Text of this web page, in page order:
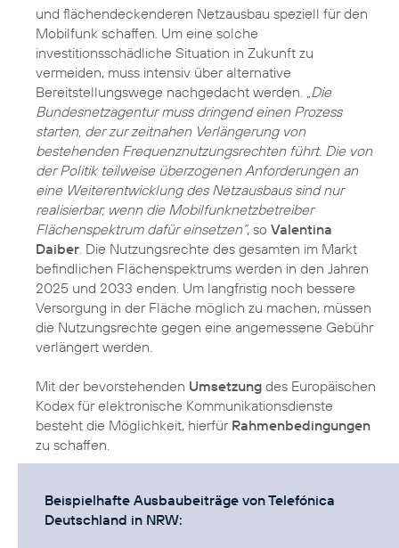
und flächendeckenderen Netzausbau speziell für den
Mobilfunk schaffen. Um eine solche
investitionsschädliche Situation in Zukunft zu
vermeiden, muss intensiv über alternative
Bereitstellungswege nachgedacht werden.
„Die
Bundesnetzagentur muss dringend einen Prozess
starten, der zur zeitnahen Verlängerung von
bestehenden Frequenznutzungsrechten führt. Die von
der Politik teilweise überzogenen Anforderungen an
eine Weiterentwicklung des Netzausbaus sind nur
realisierbar, wenn die Mobilfunknetzbetreiber
Flächenspektrum dafür einsetzen“, so Valentina
Daiber . Die Nutzungsrechte des gesamten im Markt
befindlichen Flächenspektrums werden in den Jahren
2025 und 2033 enden. Um langfristig noch bessere
Versorgung in der Fläche möglich zu machen, müssen
die Nutzungsrechte gegen eine angemessene Gebühr
verlängert werden.
Mit der bevorstehenden Umsetzung des Europäischen
Kodex für elektronische Kommunikationsdienste
besteht die Möglichkeit, hierfür Rahmenbedingungen
zu schaffen.
Beispielhafte Ausbaubeiträge von Telefónica
Deutschland in NRW: